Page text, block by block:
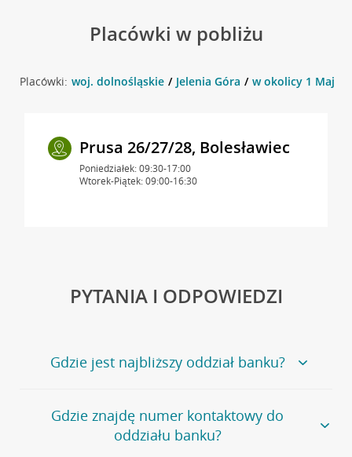
Placówki w pobliżu
Placówki: woj. dolnośląskie Jelenia Góra w okolicy 1 Maja
Prusa 26/27/28, Bolesławiec
Poniedziałek: 09:30-17:00
Wtorek-Piątek: 09:00-16:30
PYTANIA I ODPOWIEDZI
Gdzie jest najbliższy oddział banku?
Jeśli szukasz oddziału naszego banku, zapraszamy na
stronęPlacówki i bankomaty, na której znajduje się
wygodna wyszukiwarka.
Gdzie znajdę numer kontaktowy do
oddziału banku?